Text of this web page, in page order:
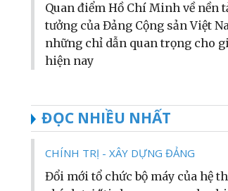
Quan điểm Hồ Chí Minh về nền
tưởng của Đảng Cộng sản Việt
những chỉ dẫn quan trọng cho
hiện nay
ĐỌC NHIỀU NHẤT
CHÍNH TRỊ - XÂY DỰNG ĐẢNG
Đổi mới tổ chức bộ máy của hệ